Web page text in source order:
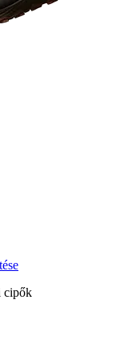
cipők